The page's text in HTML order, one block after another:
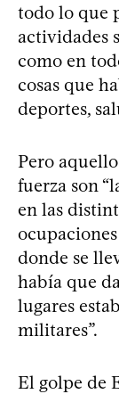
todo lo que
actividades
como en
cosas que
deportes,
Pero
fuerza son
en las
donde se
había que
lugares
militares”.
El golpe de